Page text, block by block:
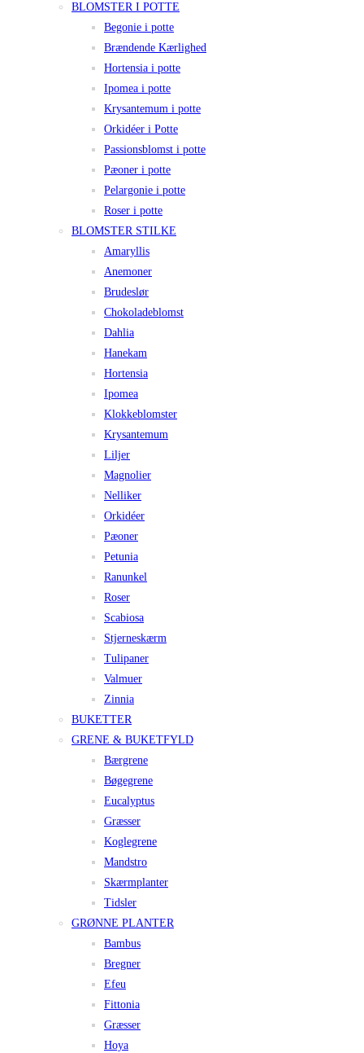
BLOMSTER I POTTE
Begonie i potte
Brændende Kærlighed
Hortensia i potte
Ipomea i potte
Krysantemum i potte
Orkidéer i Potte
Passionsblomst i potte
Pæoner i potte
Pelargonie i potte
Roser i potte
BLOMSTER STILKE
Amaryllis
Anemoner
Brudeslør
Chokoladeblomst
Dahlia
Hanekam
Hortensia
Ipomea
Klokkeblomster
Krysantemum
Liljer
Magnolier
Nelliker
Orkidéer
Pæoner
Petunia
Ranunkel
Roser
Scabiosa
Stjerneskærm
Tulipaner
Valmuer
Zinnia
BUKETTER
GRENE & BUKETFYLD
Bærgrene
Bøgegrene
Eucalyptus
Græsser
Koglegrene
Mandstro
Skærmplanter
Tidsler
GRØNNE PLANTER
Bambus
Bregner
Efeu
Fittonia
Græsser
Hoya